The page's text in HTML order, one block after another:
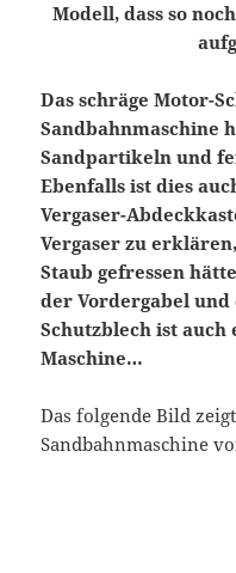
Modell, dass so
Das schräge Motor-
Sandbahnmaschine
Sandpartikeln und
Ebenfalls ist dies
Vergaser-
Vergaser zu
Staub gefressen
der Vordergabel
Schutzblech ist
Maschine…
Das folgende Bild
Sandbahnmaschine